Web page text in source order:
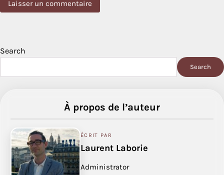
Search
Search
À propos de l’auteur
ÉCRIT PAR
Laurent Laborie
Administrator